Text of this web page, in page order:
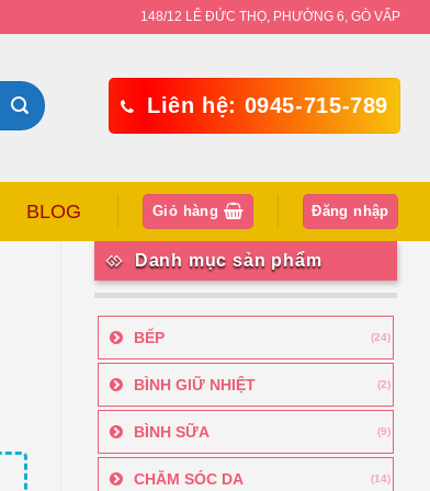
148/12 LÊ ĐỨC THỌ, PHƯỜNG 6, GÒ VẤP
Liên hệ: 0945-715-789
BLOG Giỏ hàng Đăng nhập
Danh mục sản phẩm
BẾP (24)
BÌNH GIỮ NHIỆT (2)
BÌNH SỮA (9)
CHĂM SÓC DA (14)